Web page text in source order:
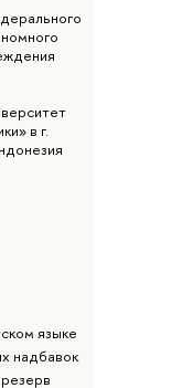
в г.
языке
надбавок